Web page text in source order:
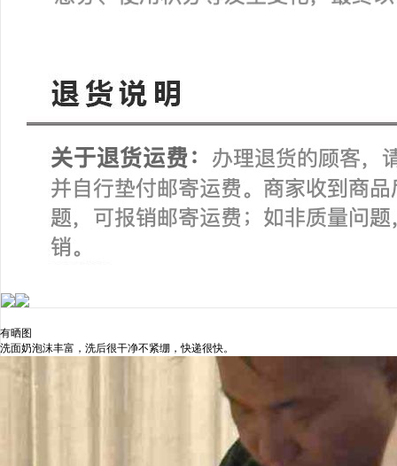
有晒图
洗面奶泡沫丰富，洗后很干净不紧绷，快递很快。